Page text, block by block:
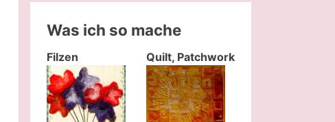
Was ich so mache
Filzen Quilt, Patchwork